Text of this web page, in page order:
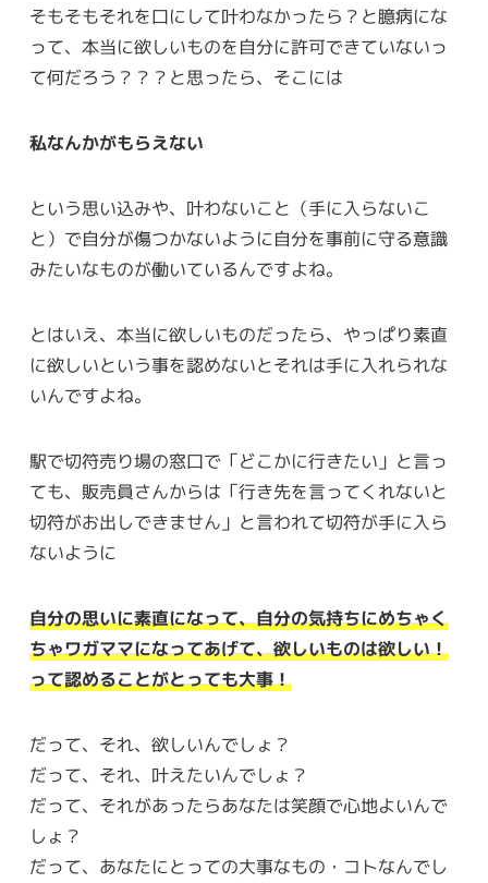
そもそもそれを口にして叶わなかったら？と臆病にな
って、本当に欲しいものを自分に許可できていないっ
て何だろう？？？と思ったら、そこには
私なんかがもらえない
という思い込みや、叶わないこと（手に入らないこ
と）で自分が傷つかないように自分を事前に守る意識
みたいなものが働いているんですよね。
とはいえ、本当に欲しいものだったら、やっぱり素直
に欲しいという事を認めないとそれは手に入れられな
いんですよね。
駅で切符売り場の窓口で「どこかに行きたい」と言っ
ても、販売員さんからは「行き先を言ってくれないと
切符がお出しできません」と言われて切符が手に入ら
ないように
自分の思いに素直になって、自分の気持ちにめちゃく
ちゃワガママになってあげて、欲しいものは欲しい！
って認めることがとっても大事！
だって、それ、欲しいんでしょ？
だって、それ、叶えたいんでしょ？
だって、それがあったらあなたは笑顔で心地よいんで
しょ？
だって、あなたにとっての大事なもの・コトなんでし